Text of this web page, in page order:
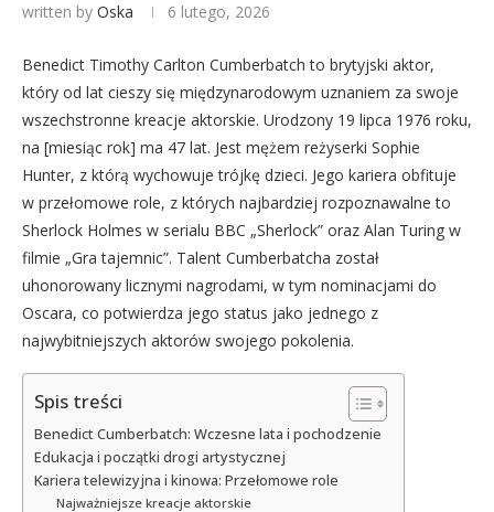
written by Oska 6 lutego, 2026
Benedict Timothy Carlton Cumberbatch to brytyjski aktor,
który od lat cieszy się międzynarodowym uznaniem za swoje
wszechstronne kreacje aktorskie. Urodzony 19 lipca 1976 roku,
na [miesiąc rok] ma 47 lat. Jest mężem reżyserki Sophie
Hunter, z którą wychowuje trójkę dzieci. Jego kariera obfituje
w przełomowe role, z których najbardziej rozpoznawalne to
Sherlock Holmes w serialu BBC „Sherlock” oraz Alan Turing w
filmie „Gra tajemnic”. Talent Cumberbatcha został
uhonorowany licznymi nagrodami, w tym nominacjami do
Oscara, co potwierdza jego status jako jednego z
najwybitniejszych aktorów swojego pokolenia.
Spis treści
Benedict Cumberbatch: Wczesne lata i pochodzenie
Edukacja i początki drogi artystycznej
Kariera telewizyjna i kinowa: Przełomowe role
Najważniejsze kreacje aktorskie